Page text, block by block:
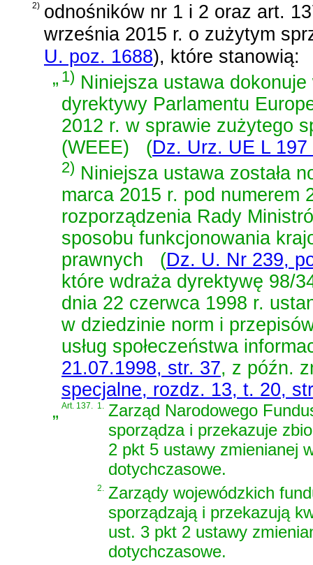
2) odnośników nr 1 i 2 oraz art.
września 2015 r. o zużytym
U. poz. 1688), które stanowią:
„1) Niniejsza ustawa
dyrektywy Parlamentu
2012 r. w sprawie zużytego
(WEEE)
(Dz. Urz. UE L
2) Niniejsza ustawa została
marca 2015 r. pod numerem
rozporządzenia Rady
sposobu funkcjonowania
prawnych
(Dz. U. Nr 239,
które wdraża dyrektywę 98/
dnia 22 czerwca 1998 r.
w dziedzinie norm i
usług społeczeństwa
21.07.1998, str. 37, z późn.
specjalne, rozdz. 13, t. 20,
„Art. 137. 1. Zarząd Narodowego
sporządza i przekazuje
2 pkt 5 ustawy zmienianej
dotychczasowe.
2. Zarządy wojewódzkich
sporządzają i przekazują
ust. 3 pkt 2 ustawy
dotychczasowe.